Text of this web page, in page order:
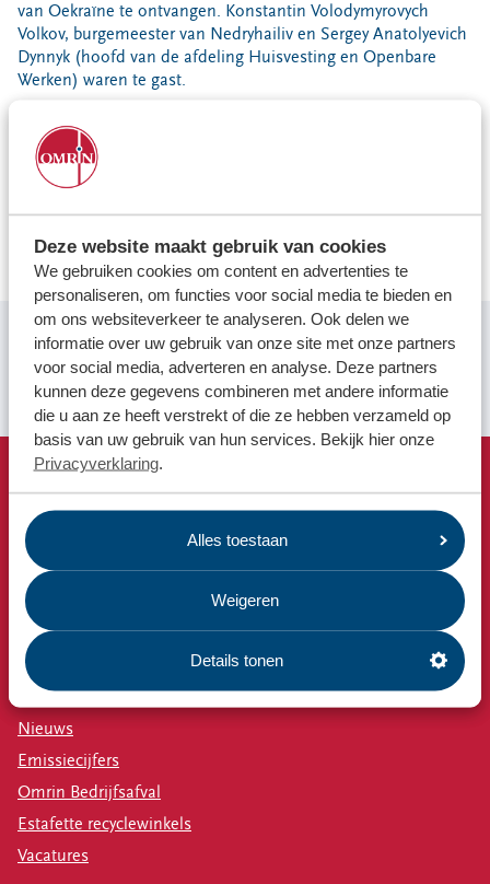
Deze website maakt gebruik van cookies
We gebruiken cookies om content en advertenties te
personaliseren, om functies voor social media te bieden en
om ons websiteverkeer te analyseren. Ook delen we
informatie over uw gebruik van onze site met onze partners
voor social media, adverteren en analyse. Deze partners
kunnen deze gegevens combineren met andere informatie
die u aan ze heeft verstrekt of die ze hebben verzameld op
basis van uw gebruik van hun services. Bekijk hier onze
Privacyverklaring.
Alles toestaan
Weigeren
Details tonen
VeeIgestelde vragen
Pers
Locaties
Werken bij
van Oekraïne te ontvangen. Konstantin Volodymyrovych
Volkov, burgemeester van Nedryhailiv en Sergey Anatolyevich
Dynnyk (hoofd van de afdeling Huisvesting en Openbare
Werken) waren te gast.
Het bezoek vond plaats binnen het Europese
uitwisselingsprogramma TIPS4UA (Training and Internship
Programme Support for Ukrainian Municipalities), dat
gericht is op het delen van kennis en het versterken van de
bestuurskracht van Oekraïense gemeenten.
het verhaal op de website van de gemeente
Opsterland
Snel naar
Afvalkalender
Omrin Afvalapp
Milieustraat
Afspraak milieustraat
Afval aanmelden
Bekijk ook
Nieuws
Emissiecijfers
Omrin Bedrijfsafval
Estafette recyclewinkels
Vacatures